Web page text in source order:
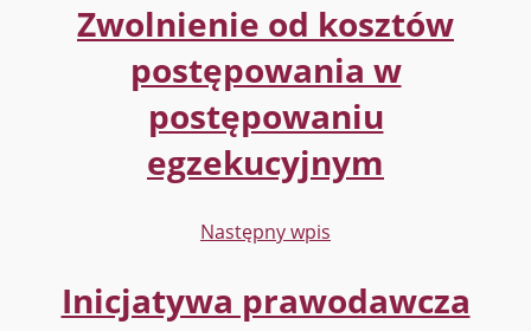
Zwolnienie od kosztów
postępowania w
postępowaniu
egzekucyjnym
Następny wpis
Inicjatywa prawodawcza